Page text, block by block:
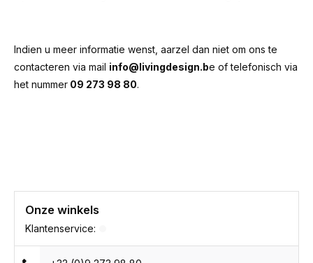
Indien u meer informatie wenst, aarzel dan niet om ons te
contacteren via mail info@livingdesign.be of telefonisch via
het nummer 09 273 98 80.
Onze winkels
Klantenservice: